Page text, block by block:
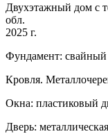
Двухэтажный дом с
обл.
2025 г.
Фундамент: свайный
Кровля.
Окна: пластиковый
Дверь: